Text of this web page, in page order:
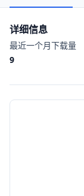
详细信息
最近一个月下载量
9